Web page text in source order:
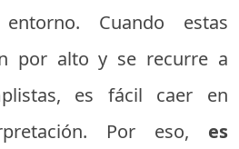
Cuando estas
por alto y se recurre a
es fácil caer en
Por eso, es